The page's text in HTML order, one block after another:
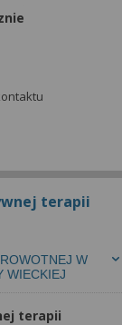
terapii
W
WIECKIEJ
terapii